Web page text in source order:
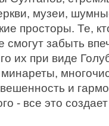
музеи,
просторы. Те,
смогут забыть
их при виде
и
- все это